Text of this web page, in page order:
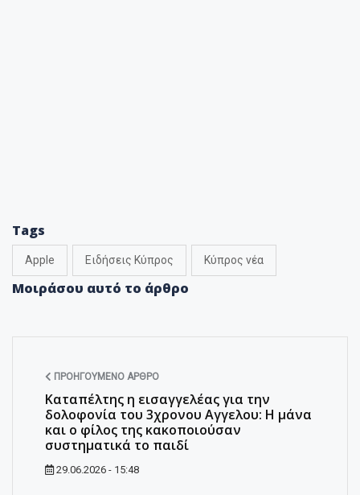
Tags
Apple Ειδήσεις Κύπρος Κύπρος νέα
Μοιράσου αυτό το άρθρο
ΠΡΟΗΓΟΎΜΕΝΟ ΆΡΘΡΟ
Καταπέλτης η εισαγγελέας για την
δολοφονία του 3χρονου Αγγελου: Η μάνα
και ο φίλος της κακοποιούσαν
συστηματικά το παιδί
29.06.2026 - 15:48